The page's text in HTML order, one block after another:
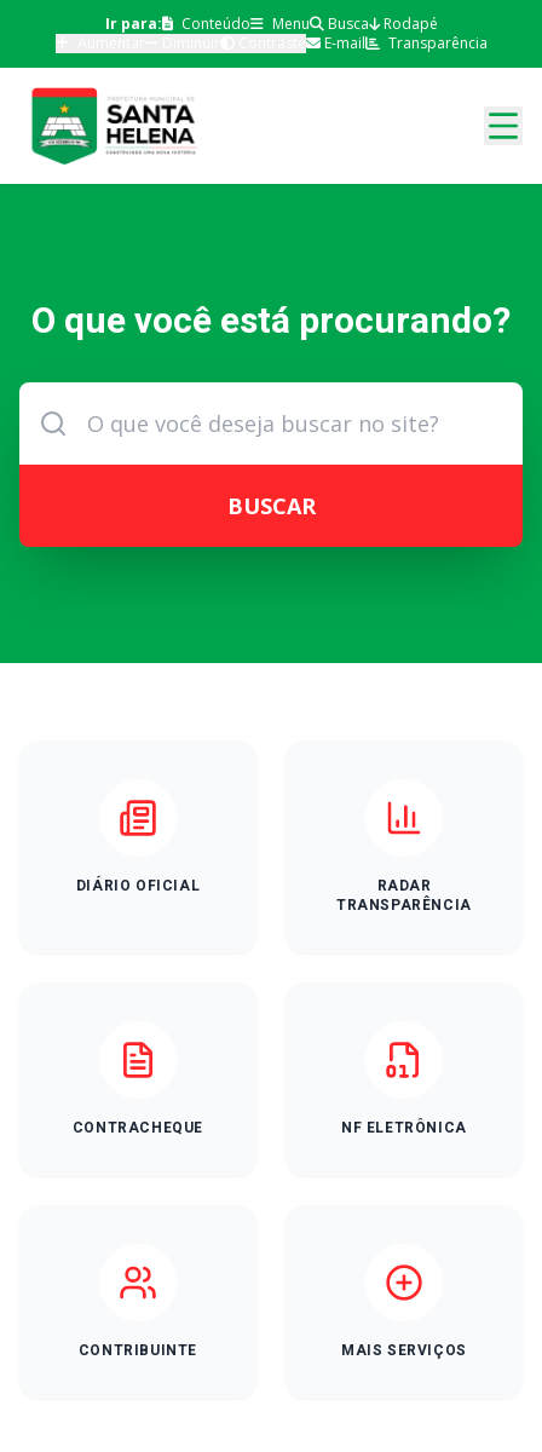
Ir para: Conteúdo Menu Busca Rodapé
E-mail Transparência
O que você está procurando?
BUSCAR
DIÁRIO OFICIAL
RADAR
TRANSPARÊNCIA
CONTRACHEQUE NF ELETRÔNICA
CONTRIBUINTE MAIS SERVIÇOS